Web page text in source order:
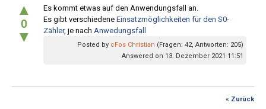
▲
0
▼
Es kommt etwas auf den Anwendungsfall an.
Es gibt verschiedene Einsatzmöglichkeiten für den S0-
Zähler, je nach Anwedungsfall
Posted by cFos Christian (Fragen: 42, Antworten: 205)
Answered on 13. Dezember 2021 11:51
« Zurück